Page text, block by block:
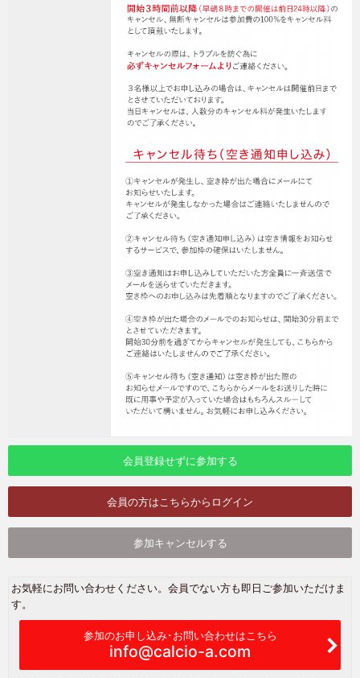
会員登録せずに参加する
会員の方はこちらからログイン
参加キャンセルする
お気軽にお問い合わせください。会員でない方も即日ご参加いただけま
す。
参加のお申し込み･お問い合わせはこちら
info@calcio-a.com